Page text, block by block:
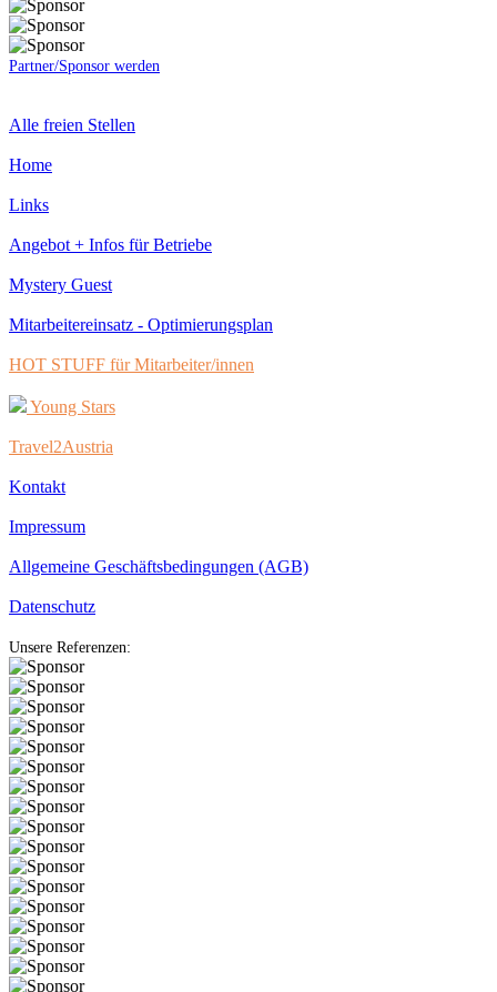
Partner/Sponsor werden
Alle freien Stellen
Home
Links
Angebot + Infos für Betriebe
Mystery Guest
Mitarbeitereinsatz - Optimierungsplan
HOT STUFF für Mitarbeiter/innen
Young Stars
Travel2Austria
Kontakt
Impressum
Allgemeine Geschäftsbedingungen (AGB)
Datenschutz
Unsere Referenzen: